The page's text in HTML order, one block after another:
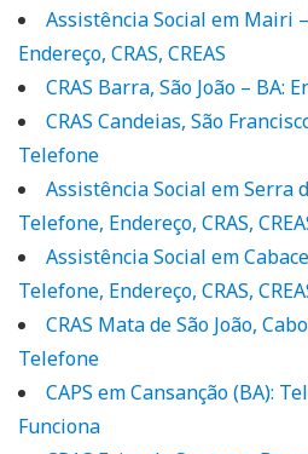
Assistência Social em Mairi
Endereço, CRAS, CREAS
CRAS Barra, São João – BA:
CRAS Candeias, São
Telefone
Assistência Social em Serra
Telefone, Endereço, CRAS,
Assistência Social em
Telefone, Endereço, CRAS,
CRAS Mata de São João,
Telefone
CAPS em Cansanção (BA):
Funciona